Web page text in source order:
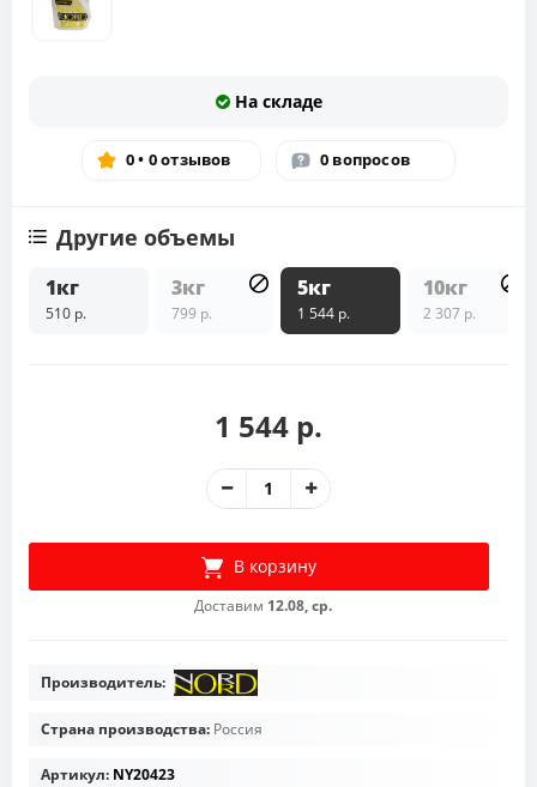
На складе
0 • 0 отзывов 0 вопросов
Другие объемы
1кг
510 р.
3кг
799 р.
5кг
1 544 р.
10кг
2 307 р.
1 544 р.
В корзину
Доставим 12.08, ср.
Производитель:
Страна производства: Россия
Артикул: NY20423